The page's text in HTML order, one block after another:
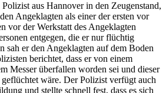
aus Hannover in den Zeugenstand,
Angeklagten als einer der ersten vor
vor der Werkstatt des Angeklagten
entgegen, die er nur flüchtig
sah er den Angeklagten auf dem Boden
berichtet, dass er von einem
Messer überfallen worden sei und dieser
wäre. Der Polizist verfügt auch
und stellte schnell fest, dass es sich